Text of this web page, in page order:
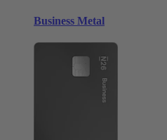
Business Metal